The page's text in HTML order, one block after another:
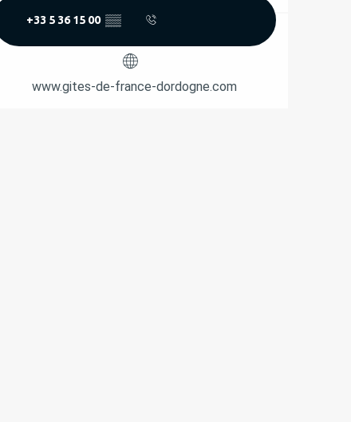
+33 5 36 15 00 ▒▒
www.gites-de-france-dordogne.com